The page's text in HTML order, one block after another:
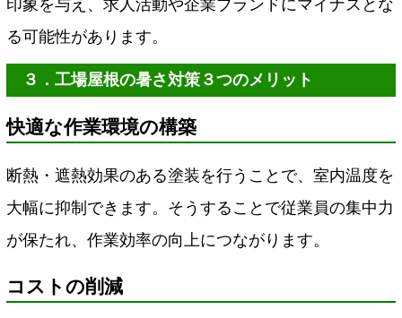
印象を与え、求人活動や企業ブランドにマイナスとな
る可能性があります。
３．工場屋根の暑さ対策３つのメリット
快適な作業環境の構築
断熱・遮熱効果のある塗装を行うことで、室内温度を
大幅に抑制できます。そうすることで従業員の集中力
が保たれ、作業効率の向上につながります。
コストの削減